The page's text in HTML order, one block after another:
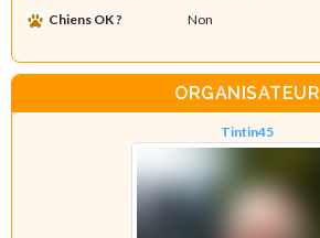
Chiens OK ?
Non
ORGANISATEUR
Tintin45